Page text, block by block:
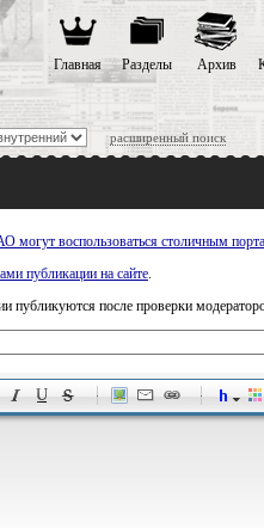
расширенный поиск
Главная Разделы Архив
могут воспользоваться столичным
публикации на сайте.
публикуются после проверки
-
-
-
-